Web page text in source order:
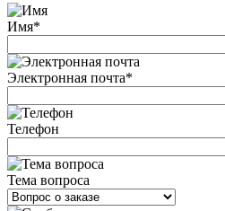
Имя*
Электронная почта*
Телефон
Тема вопроса